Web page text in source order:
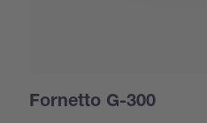
Fornetto G-300